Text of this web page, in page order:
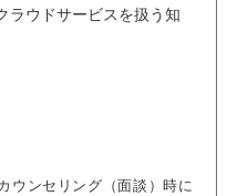
ラウドサービスを扱う知
ウンセリング（面談）時に